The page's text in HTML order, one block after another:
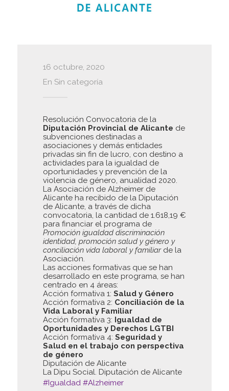
16 octubre, 2020
En Sin categoría
Resolución Convocatoria de la
Diputación Provincial de Alicante de
subvenciones destinadas a
asociaciones y demás entidades
privadas sin fin de lucro, con destino a
actividades para la igualdad de
oportunidades y prevención de la
violencia de género, anualidad 2020.
La Asociación de Alzheimer de
Alicante ha recibido de la Diputación
de Alicante, a través de dicha
convocatoria, la cantidad de 1.618,19 €
para financiar el programa de
Promoción igualdad discriminación
identidad, promoción salud y género y
conciliación vida laboral y familiarde la
Asociación.
Las acciones formativas que se han
desarrollado en este programa, se han
centrado en 4 áreas:
Acción formativa 1: Salud y Género
Acción formativa 2: Conciliación de la
Vida Laboral y Familiar
Acción formativa 3: Igualdad de
Oportunidades y Derechos LGTBI
Acción formativa 4: Seguridad y
Salud en el trabajo con perspectiva
de género
Diputación de Alicante
La Dipu Social. Diputación de Alicante
#Igualdad #Alzheimer